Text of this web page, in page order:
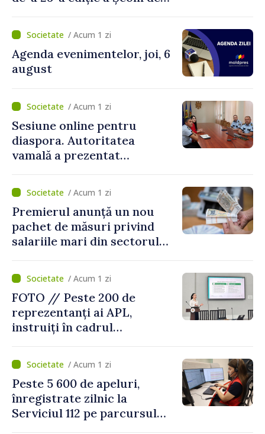
/ Acum 1 zi
Agenda evenimentelor, joi, 6
august
/ Acum 1 zi
Sesiune online pentru
diaspora. Autoritatea
vamală a prezentat
revenirea în țară
/ Acum 1 zi
Premierul anunță un nou
pachet de măsuri privind
salariile mari din sectorul
/ Acum 1 zi
FOTO // Peste 200 de
reprezentanți ai APL,
instruiți în cadrul
Mediu privind aplicarea a
două regulamente din
domeniu
/ Acum 1 zi
Peste 5 600 de apeluri,
înregistrate zilnic la
Serviciul 112 pe parcursul